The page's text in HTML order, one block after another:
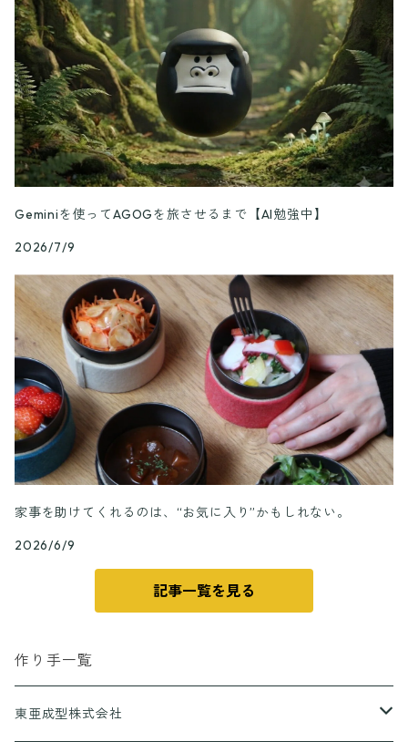
Geminiを使ってAGOGを旅させるまで【AI勉強中】
2026/7/9
家事を助けてくれるのは、“お気に入り”かもしれない。
2026/6/9
記事一覧を見る
作り手一覧
東亜成型株式会社